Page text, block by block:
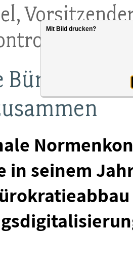
Bürokratie
in seinem
Mit Bild drucken?